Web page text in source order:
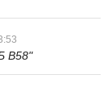
B58"